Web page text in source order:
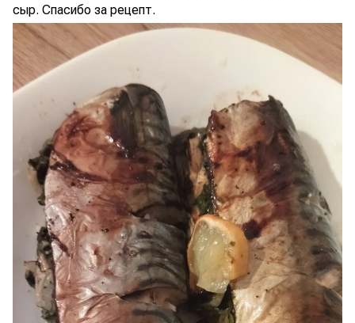
сыр. Спасибо за рецепт.